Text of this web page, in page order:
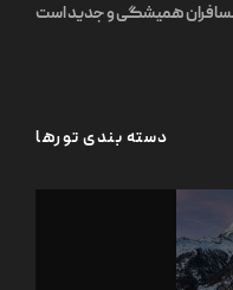
دسته بندی تورها